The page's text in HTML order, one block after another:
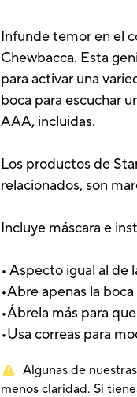
Infunde temor en el
Chewbacca. Esta
para activar una
boca para escuchar
AAA, incluidas.
Los productos de
relacionados, son
Incluye máscara e
• Aspecto igual al de
•Abre apenas la
•Ábrela más para
•Usa correas para
Algunas de
menos claridad. Si